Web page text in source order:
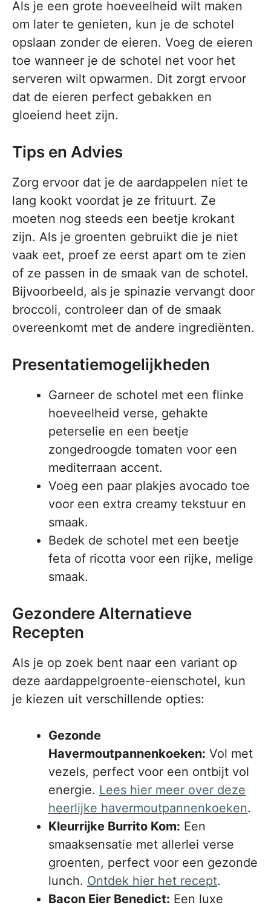
Als je een grote hoeveelheid wilt maken
om later te genieten, kun je de schotel
opslaan zonder de eieren. Voeg de eieren
toe wanneer je de schotel net voor het
serveren wilt opwarmen. Dit zorgt ervoor
dat de eieren perfect gebakken en
gloeiend heet zijn.
Tips en Advies
Zorg ervoor dat je de aardappelen niet te
lang kookt voordat je ze frituurt. Ze
moeten nog steeds een beetje krokant
zijn. Als je groenten gebruikt die je niet
vaak eet, proef ze eerst apart om te zien
of ze passen in de smaak van de schotel.
Bijvoorbeeld, als je spinazie vervangt door
broccoli, controleer dan of de smaak
overeenkomt met de andere ingrediënten.
Presentatiemogelijkheden
Garneer de schotel met een flinke
hoeveelheid verse, gehakte
peterselie en een beetje
zongedroogde tomaten voor een
mediterraan accent.
Voeg een paar plakjes avocado toe
voor een extra creamy tekstuur en
smaak.
Bedek de schotel met een beetje
feta of ricotta voor een rijke, melige
smaak.
Gezondere Alternatieve
Recepten
Als je op zoek bent naar een variant op
deze aardappelgroente-eienschotel, kun
je kiezen uit verschillende opties:
Gezonde
Havermoutpannenkoeken: Vol met
vezels, perfect voor een ontbijt vol
energie. Lees hier meer over deze
heerlijke havermoutpannenkoeken.
Kleurrijke Burrito Kom: Een
smaaksensatie met allerlei verse
groenten, perfect voor een gezonde
lunch. Ontdek hier het recept.
Bacon Eier Benedict: Een luxe